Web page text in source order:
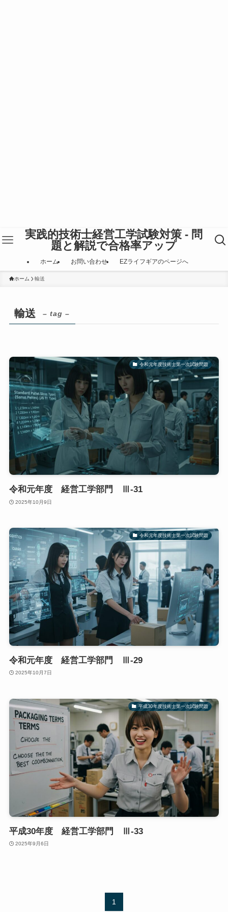
実践的技術士経営工学試験対策 - 問
題と解説で合格率アップ
ホーム お問い合わせ EZライフギアのページへ
ホーム 輸送
輸送 – tag –
令和元年度技術士第一次試験問題
令和元年度 経営工学部門 Ⅲ-31
2025年10月9日
令和元年度技術士第一次試験問題
令和元年度 経営工学部門 Ⅲ-29
2025年10月7日
平成30年度技術士第一次試験問題
平成30年度 経営工学部門 Ⅲ-33
2025年9月6日
1